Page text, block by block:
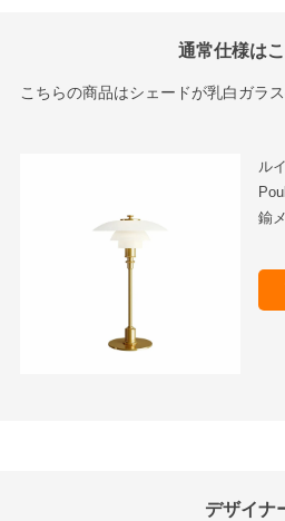
通常仕様は
こちらの商品はシェードが乳白ガラ
ル
鍮
デザイナ